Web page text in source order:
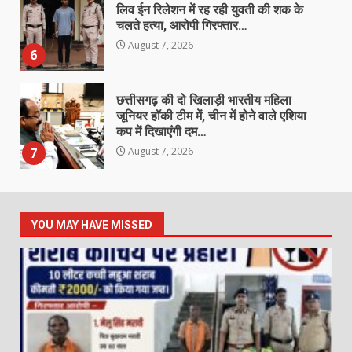
6
लिव ईन रिलेशन में रह रही युवती की शक के
चलते हत्या, आरोपी गिरफ्तार…
August 7, 2026
7
छत्तीसगढ़ की दो खिलाड़ी भारतीय महिला
जूनियर हॉकी टीम में, चीन में होने वाले एशिया
कप में दिखाएंगी दम…
August 7, 2026
1
कारोबार पर शिकंजा, 10 लीटर कच्ची महुआ
शराब के साथ आरोपी गिरफ्तार…
August 7, 2026
हत्या के प्रयास के मामले में फरार आरोपी
गिरफ्तार, न्यायिक अभिरक्षा में भेजा गया…
August 7, 2026
YOU MAY HAVE MISSED